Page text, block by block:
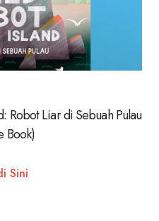
Robot Liar di Sebuah Pulau
Book)
Sini